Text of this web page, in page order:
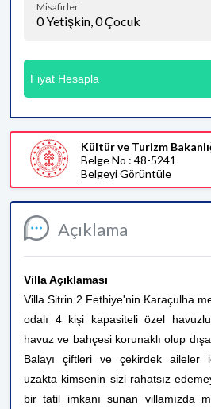
Açıklama
Villa Açıklaması
Villa Sitrin 2 Fethiye'nin Karaçulha
odalı 4 kişi kapasiteli özel havuzlu
havuz ve bahçesi korunaklı olup
Balayı çiftleri ve çekirdek aileler
uzakta kimsenin sizi rahatsız
bir tatil imkanı sunan villamızda
Misafirler
0Yetişkin,0Çocuk
Fiyat Hesapla
Kültür ve Turizm
Belge No : 48-5241
Belgeyi Görüntüle